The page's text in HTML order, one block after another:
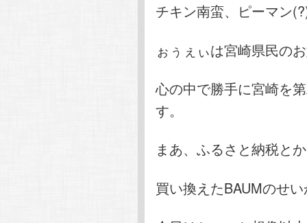
チキン南蛮、ピーマン
ぉぅぇぃは宮崎県民の
心の中で勝手に宮崎を
す。
まあ、ふるさと納税と
買い換えたBAUMのせ